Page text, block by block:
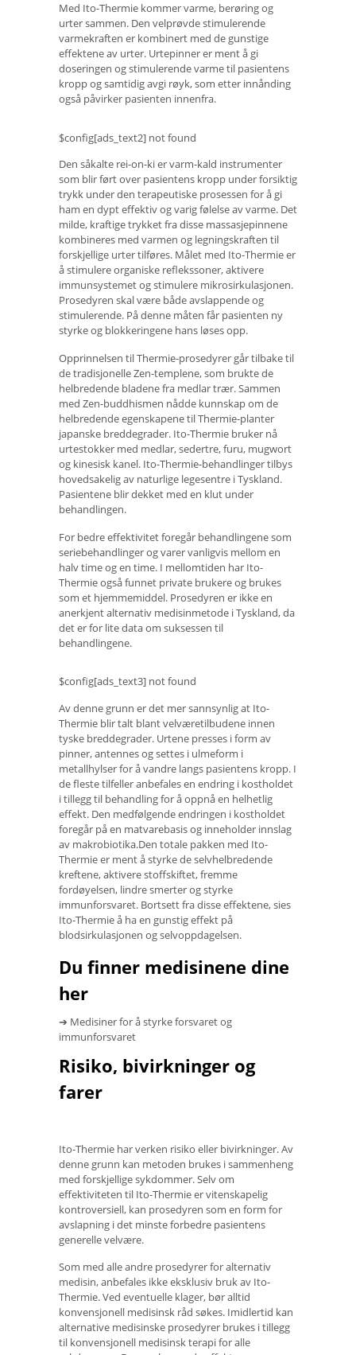
Med Ito-Thermie kommer varme, berøring og
urter sammen. Den velprøvde stimulerende
varmekraften er kombinert med de gunstige
effektene av urter. Urtepinner er ment å gi
doseringen og stimulerende varme til pasientens
kropp og samtidig avgi røyk, som etter innånding
også påvirker pasienten innenfra.
$config[ads_text2] not found
Den såkalte rei-on-ki er varm-kald instrumenter
som blir ført over pasientens kropp under forsiktig
trykk under den terapeutiske prosessen for å gi
ham en dypt effektiv og varig følelse av varme. Det
milde, kraftige trykket fra disse massasjepinnene
kombineres med varmen og legningskraften til
forskjellige urter tilføres. Målet med Ito-Thermie er
å stimulere organiske reflekssoner, aktivere
immunsystemet og stimulere mikrosirkulasjonen.
Prosedyren skal være både avslappende og
stimulerende. På denne måten får pasienten ny
styrke og blokkeringene hans løses opp.
Opprinnelsen til Thermie-prosedyrer går tilbake til
de tradisjonelle Zen-templene, som brukte de
helbredende bladene fra medlar trær. Sammen
med Zen-buddhismen nådde kunnskap om de
helbredende egenskapene til Thermie-planter
japanske breddegrader. Ito-Thermie bruker nå
urtestokker med medlar, sedertre, furu, mugwort
og kinesisk kanel. Ito-Thermie-behandlinger tilbys
hovedsakelig av naturlige legesentre i Tyskland.
Pasientene blir dekket med en klut under
behandlingen.
For bedre effektivitet foregår behandlingene som
seriebehandlinger og varer vanligvis mellom en
halv time og en time. I mellomtiden har Ito-
Thermie også funnet private brukere og brukes
som et hjemmemiddel. Prosedyren er ikke en
anerkjent alternativ medisinmetode i Tyskland, da
det er for lite data om suksessen til
behandlingene.
$config[ads_text3] not found
Av denne grunn er det mer sannsynlig at Ito-
Thermie blir talt blant velværetilbudene innen
tyske breddegrader. Urtene presses i form av
pinner, antennes og settes i ulmeform i
metallhylser for å vandre langs pasientens kropp. I
de fleste tilfeller anbefales en endring i kostholdet
i tillegg til behandling for å oppnå en helhetlig
effekt. Den medfølgende endringen i kostholdet
foregår på en matvarebasis og inneholder innslag
av makrobiotika.Den totale pakken med Ito-
Thermie er ment å styrke de selvhelbredende
kreftene, aktivere stoffskiftet, fremme
fordøyelsen, lindre smerter og styrke
immunforsvaret. Bortsett fra disse effektene, sies
Ito-Thermie å ha en gunstig effekt på
blodsirkulasjonen og selvoppdagelsen.
Du finner medisinene dine
her
➔ Medisiner for å styrke forsvaret og
immunforsvaret
Risiko, bivirkninger og
farer
Ito-Thermie har verken risiko eller bivirkninger. Av
denne grunn kan metoden brukes i sammenheng
med forskjellige sykdommer. Selv om
effektiviteten til Ito-Thermie er vitenskapelig
kontroversiell, kan prosedyren som en form for
avslapning i det minste forbedre pasientens
generelle velvære.
Som med alle andre prosedyrer for alternativ
medisin, anbefales ikke eksklusiv bruk av Ito-
Thermie. Ved eventuelle klager, bør alltid
konvensjonell medisinsk råd søkes. Imidlertid kan
alternative medisinske prosedyrer brukes i tillegg
til konvensjonell medisinsk terapi for alle